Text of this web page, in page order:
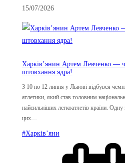
15/07/2026
Харків’янин Артем Левченко —
штовхання ядра!
З 10 по 12 липня у Львові відбувся
атлетики, який став головним
найсильніших легкоатлетів країни.
цих…
#Харків’яни